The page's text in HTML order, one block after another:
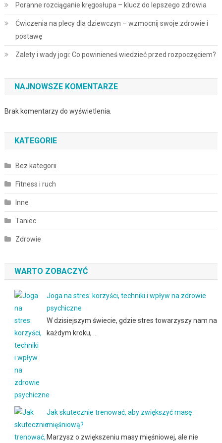
Poranne rozciąganie kręgosłupa – klucz do lepszego zdrowia
Ćwiczenia na plecy dla dziewczyn – wzmocnij swoje zdrowie i
postawę
Zalety i wady jogi: Co powinieneś wiedzieć przed rozpoczęciem?
NAJNOWSZE KOMENTARZE
Brak komentarzy do wyświetlenia.
KATEGORIE
Bez kategorii
Fitness i ruch
Inne
Taniec
Zdrowie
WARTO ZOBACZYĆ
Joga na stres: korzyści, techniki i wpływ na zdrowie
psychiczne
W dzisiejszym świecie, gdzie stres towarzyszy nam na
każdym kroku, …
Jak skutecznie trenować, aby zwiększyć masę
mięśniową?
Marzysz o zwiększeniu masy mięśniowej, ale nie